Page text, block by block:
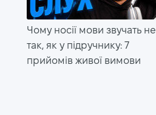
Чому носії мови звучать не
так, як у підручнику: 7
прийомів живої вимови